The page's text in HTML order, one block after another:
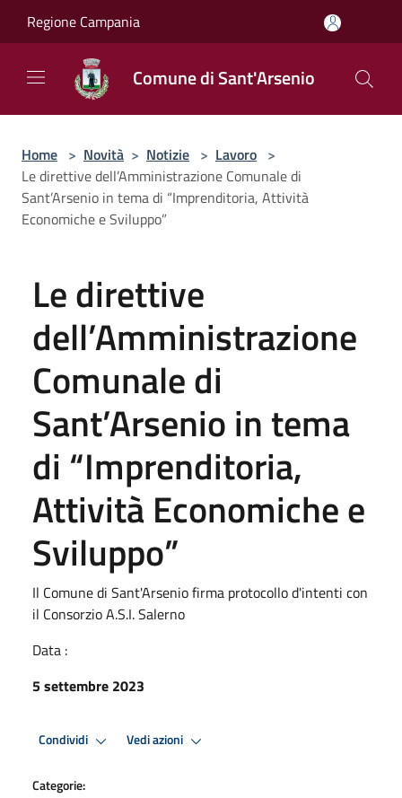
Regione Campania
Comune di Sant'Arsenio
Home > Novità > Notizie > Lavoro >
Le direttive dell’Amministrazione Comunale di
Sant’Arsenio in tema di “Imprenditoria, Attività
Economiche e Sviluppo”
Le direttive
dell’Amministrazione
Comunale di
Sant’Arsenio in tema
di “Imprenditoria,
Attività Economiche e
Sviluppo”
Il Comune di Sant'Arsenio firma protocollo d'intenti con
il Consorzio A.S.I. Salerno
Data :
5 settembre 2023
Condividi Vedi azioni
Categorie: